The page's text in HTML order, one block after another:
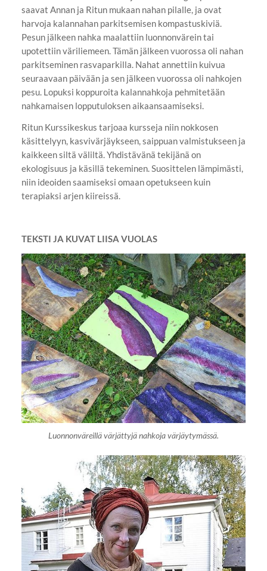
saavat Annan ja Ritun mukaan nahan pilalle, ja ovat
harvoja kalannahan parkitsemisen kompastuskiviä.
Pesun jälkeen nahka maalattiin luonnonvärein tai
upotettiin väriliemeen. Tämän jälkeen vuorossa oli nahan
parkitseminen rasvaparkilla. Nahat annettiin kuivua
seuraavaan päivään ja sen jälkeen vuorossa oli nahkojen
pesu. Lopuksi koppuroita kalannahkoja pehmitetään
nahkamaisen lopputuloksen aikaansaamiseksi.
Ritun Kurssikeskus tarjoaa kursseja niin nokkosen
käsittelyyn, kasvivärjäykseen, saippuan valmistukseen ja
kaikkeen siltä väliltä. Yhdistävänä tekijänä on
ekologisuus ja käsillä tekeminen. Suosittelen lämpimästi,
niin ideoiden saamiseksi omaan opetukseen kuin
terapiaksi arjen kiireissä.
TEKSTI JA KUVAT LIISA VUOLAS